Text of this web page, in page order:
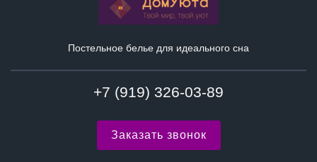
Постельное белье для идеального сна
+7 (919) 326-03-89
Заказать звонок